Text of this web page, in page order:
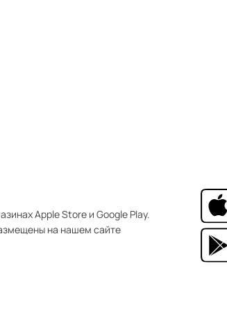
Apple Store и Google Play.
на нашем сайте